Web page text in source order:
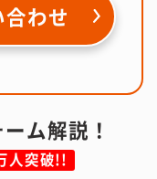
わせ
ム解説！
人突破!!